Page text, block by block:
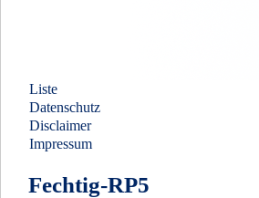
Liste
Datenschutz
Disclaimer
Impressum
Fechtig-RP5